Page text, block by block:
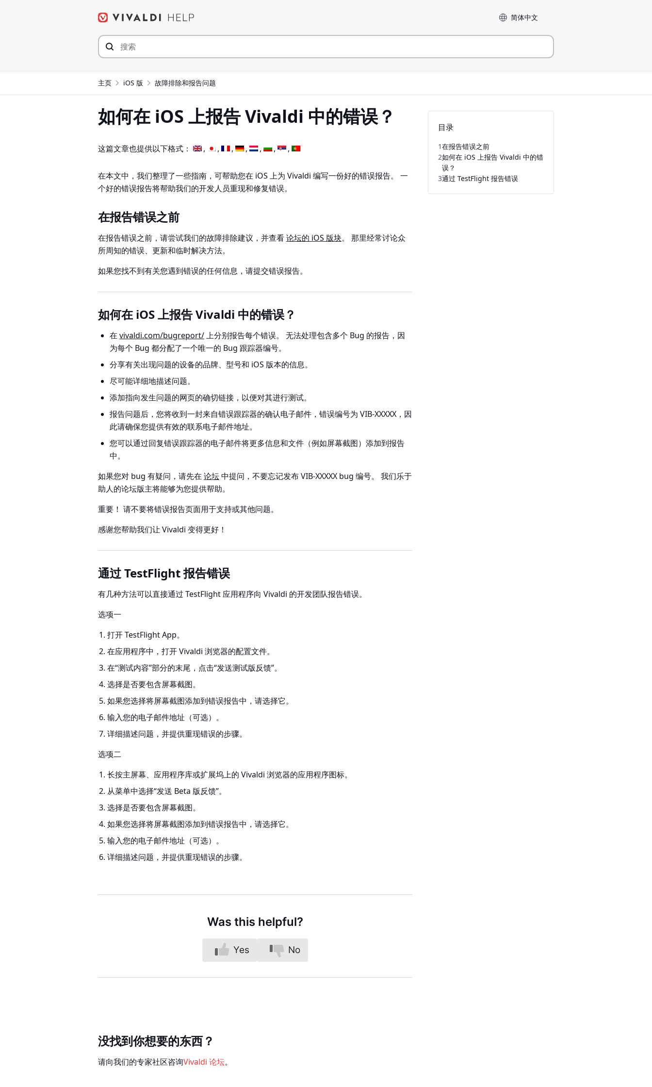
Language
主页 iOS 版 故障排除和报告问题
如何在 iOS 上报告 Vivaldi 中的错误？
这篇文章也提供以下格式：
在本文中，我们整理了一些指南，可帮助您在 iOS 上为 Vivaldi 编写一份好的错误报告。 一
个好的错误报告将帮助我们的开发人员重现和修复错误。
在报告错误之前
在报告错误之前，请尝试我们的故障排除建议，并查看论坛的 iOS 版块。 那里经常讨论众
所周知的错误、更新和临时解决方法。
如果您找不到有关您遇到错误的任何信息，请提交错误报告。
如何在 iOS 上报告 Vivaldi 中的错误？
在 vivaldi.com/bugreport/上分别报告每个错误。 无法处理包含多个 Bug 的报告，因
为每个 Bug 都分配了一个唯一的 Bug 跟踪器编号。
分享有关出现问题的设备的品牌、型号和 iOS 版本的信息。
尽可能详细地描述问题。
添加指向发生问题的网页的确切链接，以便对其进行测试。
报告问题后，您将收到一封来自错误跟踪器的确认电子邮件，错误编号为 VIB-XXXXX，因
此请确保您提供有效的联系电子邮件地址。
您可以通过回复错误跟踪器的电子邮件将更多信息和文件（例如屏幕截图）添加到报告
中。
如果您对 bug 有疑问，请先在 论坛中提问，不要忘记发布 VIB-XXXXX bug 编号。 我们乐于
助人的论坛版主将能够为您提供帮助。
重要！ 请不要将错误报告页面用于支持或其他问题。
感谢您帮助我们让 Vivaldi 变得更好！
通过 TestFlight 报告错误
有几种方法可以直接通过 TestFlight 应用程序向 Vivaldi 的开发团队报告错误。
选项一
打开 TestFlight App。
在应用程序中，打开 Vivaldi 浏览器的配置文件。
在“测试内容”部分的末尾，点击“发送测试版反馈”。
选择是否要包含屏幕截图。
如果您选择将屏幕截图添加到错误报告中，请选择它。
输入您的电子邮件地址（可选）。
详细描述问题，并提供重现错误的步骤。
选项二
长按主屏幕、应用程序库或扩展坞上的 Vivaldi 浏览器的应用程序图标。
从菜单中选择“发送 Beta 版反馈”。
选择是否要包含屏幕截图。
如果您选择将屏幕截图添加到错误报告中，请选择它。
输入您的电子邮件地址（可选）。
详细描述问题，并提供重现错误的步骤。
Was this helpful?
Yes No
目录
1在报告错误之前
2如何在 iOS 上报告 Vivaldi 中的错
误？
3通过 TestFlight 报告错误
没找到你想要的东西？
请向我们的专家社区咨询Vivaldi 论坛。